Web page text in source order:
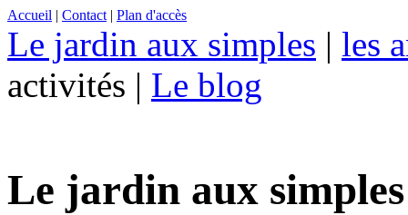
Accueil | Contact | Plan d'accès
Le jardin aux simples | les
activités | Le blog
Le jardin aux simples